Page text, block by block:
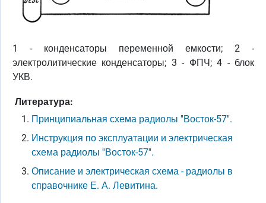
1 - конденсаторы переменной емкости; 2 -
электролитические конденсаторы; 3 - ФПЧ; 4 - блок
УКВ.
Литература:
Принципиальная схема радиолы ''Восток-57''.
Инструкция по эксплуатации и электрическая
схема радиолы ''Восток-57''.
Описание и электрическая схема - радиолы в
справочнике Е. А. Левитина.